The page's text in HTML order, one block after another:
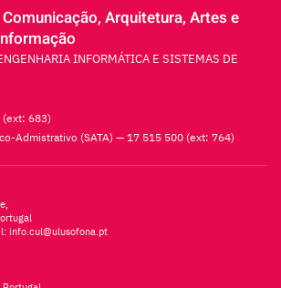
Comunicação, Arquitetura, Artes e
INFORMÁTICA E SISTEMAS DE
683)
Admistrativo (SATA) — 17 515 500 (ext: 764)
info.cul@ulusofona.pt